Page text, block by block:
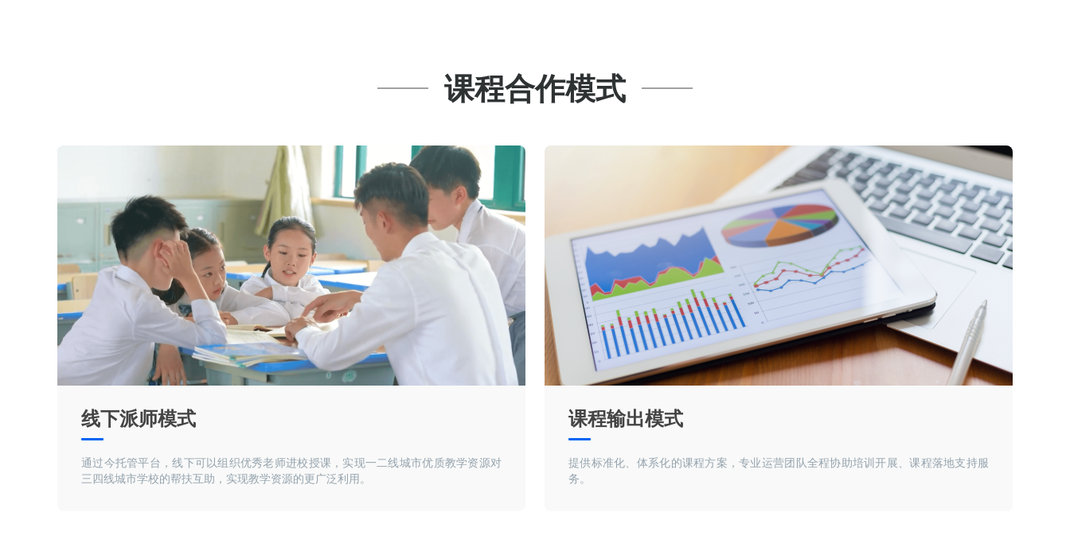
课程合作模式
线下派师模式
通过今托管平台，线下可以组织优秀老师进校授课，实现一二线城市优质教学资源对
三四线城市学校的帮扶互助，实现教学资源的更广泛利用。
课程输出模式
提供标准化、体系化的课程方案，专业运营团队全程协助培训开展、课程落地支持服
务。